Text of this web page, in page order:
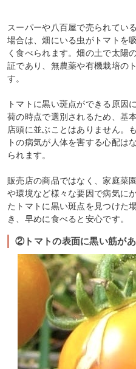
スーパーや八百屋で売られてい
場合は、畑にいる虫がトマトを
く食べられます。畑の土で太陽
証であり、無農薬や有機栽培の
す。
トマトに黒い斑点ができる原因
荷の時点で選別されるため、基
店頭に並ぶことはありません。
トの病気が人体を害する心配は
られます。
販売店の商品ではなく、家庭菜
や環境など様々な要因で病気に
たトマトに黒い斑点を見つけた
き、早めに食べると安心です。
②トマトの表面に黒い筋が